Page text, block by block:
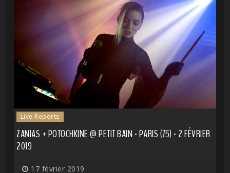
Live Reports
ZANIAS + POTOCHKINE @ PETIT BAIN - PARIS (75) - 2 FÉVRIER
2019
17 février 2019